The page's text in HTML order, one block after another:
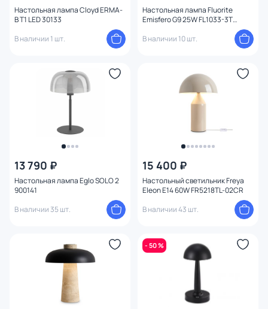
Настольная лампа Cloyd ERMA-
B T1 LED 30133
В наличии 1 шт.
Настольная лампа Fluorite
Emisfero G9 25W FL1033-3T
В наличии 10 шт.
13 790 ₽
Настольная лампа Eglo SOLO 2
900141
В наличии 35 шт.
15 400 ₽
Настольный светильник Freya
Eleon E14 60W FR5218TL-02CR
В наличии 43 шт.
- 50 %